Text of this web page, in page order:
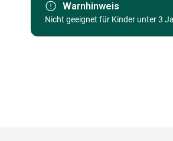
KategorieWarnhinweis
Nicht geeignet für Kinder unter 3